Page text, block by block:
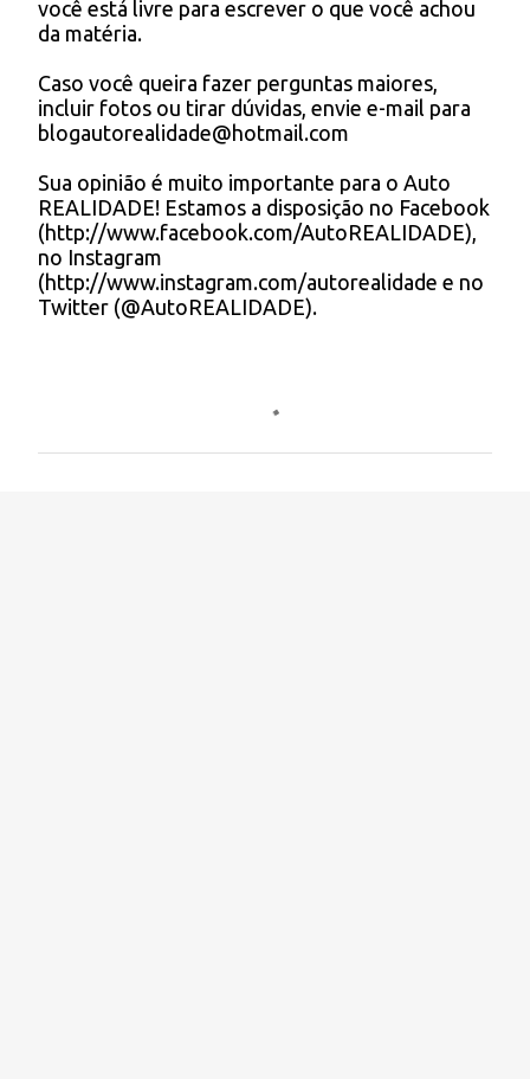
i
o
s
o
s
a
r
u
c
o
m
e
n
t
você está livre para escrever o que você achou
da matéria.
Caso você queira fazer perguntas maiores,
incluir fotos ou tirar dúvidas, envie e-mail para
blogautorealidade@hotmail.com
Sua opinião é muito importante para o Auto
REALIDADE! Estamos a disposição no Facebook
(http://www.facebook.com/AutoREALIDADE),
no Instagram
(http://www.instagram.com/autorealidade e no
Twitter (@AutoREALIDADE).